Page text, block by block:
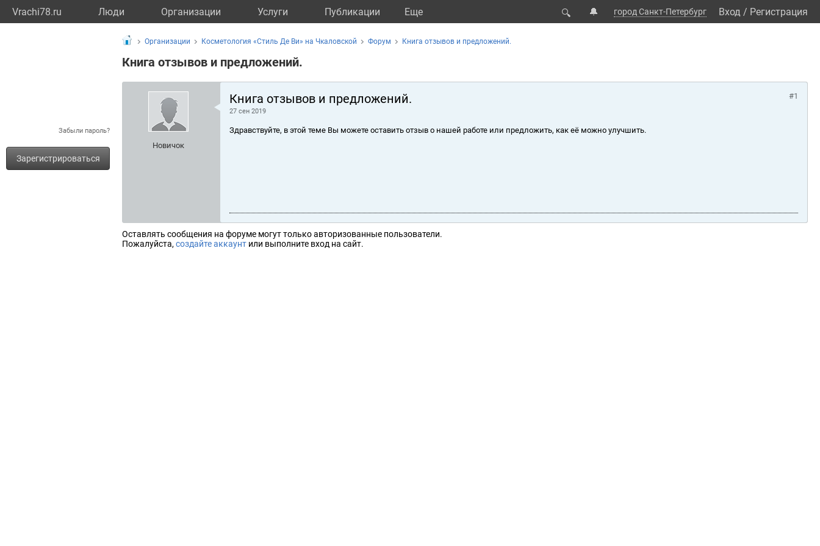
Vrachi78.ru Люди Организации Услуги Публикации Eще 🔍 🔔 город Санкт-Петербург Вход / Регистрация
Забыли пароль?
Зарегистрироваться
Организации Косметология «Стиль Де Ви» на Чкаловской Форум Книга отзывов и предложений.
Книга отзывов и предложений.
Новичок
Книга отзывов и предложений.
27 сен 2019
#1
Здравствуйте, в этой теме Вы можете оставить отзыв о нашей работе или предложить, как её можно улучшить.
Оставлять сообщения на форуме могут только авторизованные пользователи.
Пожалуйста, создайте аккаунт или выполните вход на сайт.